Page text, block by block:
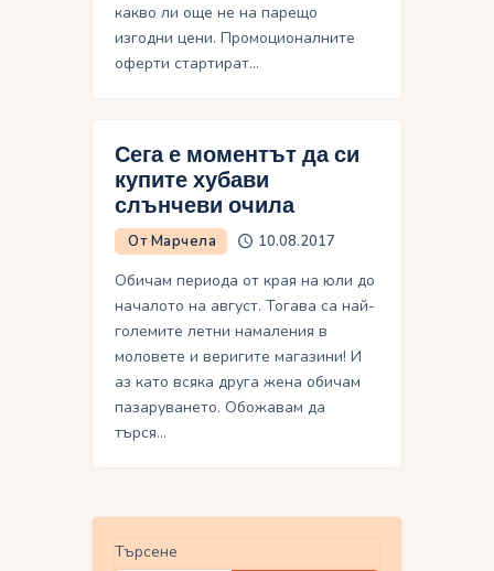
какво ли още не на парещо
изгодни цени. Промоционалните
оферти стартират…
Сега е моментът да си
купите хубави
слънчеви очила
От Марчела 10.08.2017
Обичам периода от края на юли до
началото на август. Тогава са най-
големите летни намаления в
моловете и веригите магазини! И
аз като всяка друга жена обичам
пазаруването. Обожавам да
търся…
Търсене